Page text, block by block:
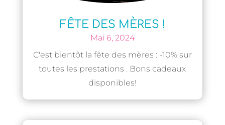
FÊTE DES MÈRES !
Mai 6, 2024
C'est bientôt la fête des mères : -10% sur
toutes les prestations . Bons cadeaux
disponibles!